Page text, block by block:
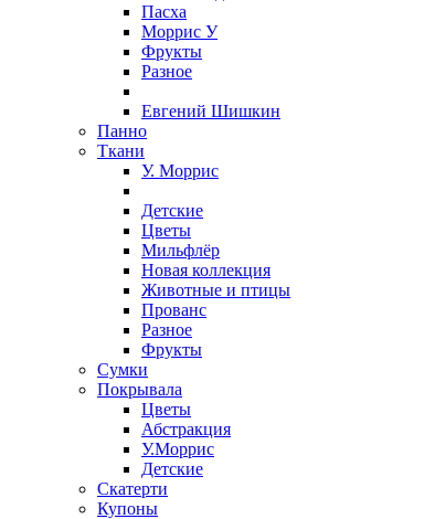
Пасха
Моррис У
Фрукты
Разное
Евгений Шишкин
Панно
Ткани
У. Моррис
Детские
Цветы
Мильфлёр
Новая коллекция
Животные и птицы
Прованс
Разное
Фрукты
Сумки
Покрывала
Цветы
Абстракция
У.Моррис
Детские
Скатерти
Купоны